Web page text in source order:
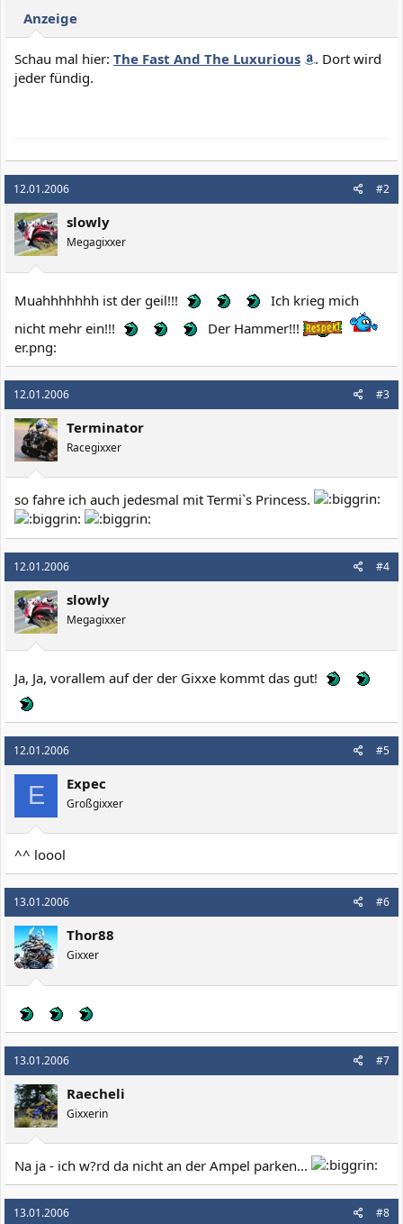
Anzeige
Schau mal hier: The Fast And The Luxurious
. Dort wird
jeder fündig.
12.01.2006 #2
slowly
Megagixxer
Muahhhhhhh ist der geil!!!
Ich krieg mich
nicht mehr ein!!!
Der Hammer!!!
er.png:
12.01.2006 #3
Terminator
Racegixxer
so fahre ich auch jedesmal mit Termi`s Princess.
12.01.2006 #4
slowly
Megagixxer
Ja, Ja, vorallem auf der der Gixxe kommt das gut!
12.01.2006 #5
E Expec
Großgixxer
^^ loool
13.01.2006 #6
Thor88
Gixxer
13.01.2006 #7
Raecheli
Gixxerin
Na ja - ich w?rd da nicht an der Ampel parken...
13.01.2006 #8